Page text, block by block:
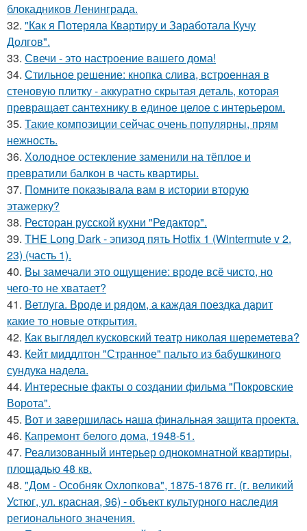
блокадников Ленинграда.
32. "Как я Потеряла Квартиру и Заработала Кучу
Долгов".
33. Свечи - это настроение вашего дома!
34. Стильное решение: кнопка слива, встроенная в
стеновую плитку - аккуратно скрытая деталь, которая
превращает сантехнику в единое целое с интерьером.
35. Такие композиции сейчас очень популярны, прям
нежность.
36. Холодное остекление заменили на тёплое и
превратили балкон в часть квартиры.
37. Помните показывала вам в истории вторую
этажерку?
38. Ресторан русской кухни "Редактор".
39. THE Long Dark - эпизод пять Hotfix 1 (Wintermute v 2.
23) (часть 1).
40. Вы замечали это ощущение: вроде всё чисто, но
чего-то не хватает?
41. Ветлуга. Вроде и рядом, а каждая поездка дарит
какие то новые открытия.
42. Как выглядел кусковский театр николая шереметева?
43. Кейт миддлтон "Странное" пальто из бабушкиного
сундука надела.
44. Интересные факты о создании фильма "Покровские
Ворота".
45. Вот и завершилась наша финальная защита проекта.
46. Капремонт белого дома, 1948-51.
47. Реализованный интерьер однокомнатной квартиры,
площадью 48 кв.
48. "Дом - Особняк Охлопкова", 1875-1876 гг. (г. великий
Устюг, ул. красная, 96) - объект культурного наследия
регионального значения.